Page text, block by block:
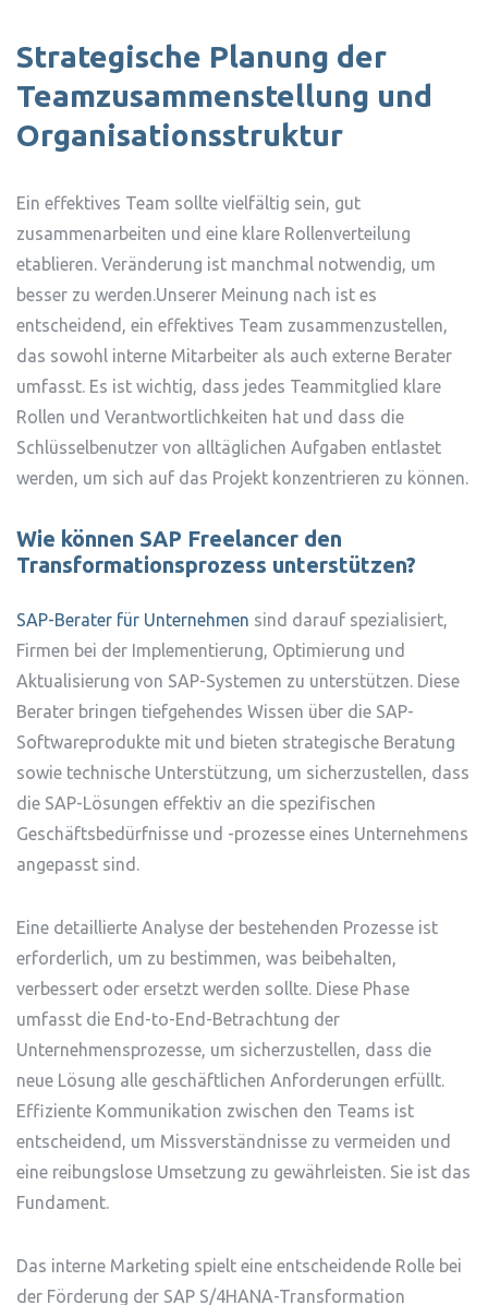
Strategische Planung der
Teamzusammenstellung und
Organisationsstruktur
Ein effektives Team sollte vielfältig sein, gut
zusammenarbeiten und eine klare Rollenverteilung
etablieren. Veränderung ist manchmal notwendig, um
besser zu werden.Unserer Meinung nach ist es
entscheidend, ein effektives Team zusammenzustellen,
das sowohl interne Mitarbeiter als auch externe Berater
umfasst. Es ist wichtig, dass jedes Teammitglied klare
Rollen und Verantwortlichkeiten hat und dass die
Schlüsselbenutzer von alltäglichen Aufgaben entlastet
werden, um sich auf das Projekt konzentrieren zu können.
Wie können SAP Freelancer den
Transformationsprozess unterstützen?
SAP-Berater für Unternehmen sind darauf spezialisiert,
Firmen bei der Implementierung, Optimierung und
Aktualisierung von SAP-Systemen zu unterstützen. Diese
Berater bringen tiefgehendes Wissen über die SAP-
Softwareprodukte mit und bieten strategische Beratung
sowie technische Unterstützung, um sicherzustellen, dass
die SAP-Lösungen effektiv an die spezifischen
Geschäftsbedürfnisse und -prozesse eines Unternehmens
angepasst sind.
Eine detaillierte Analyse der bestehenden Prozesse ist
erforderlich, um zu bestimmen, was beibehalten,
verbessert oder ersetzt werden sollte. Diese Phase
umfasst die End-to-End-Betrachtung der
Unternehmensprozesse, um sicherzustellen, dass die
neue Lösung alle geschäftlichen Anforderungen erfüllt.
Effiziente Kommunikation zwischen den Teams ist
entscheidend, um Missverständnisse zu vermeiden und
eine reibungslose Umsetzung zu gewährleisten. Sie ist das
Fundament.
Das interne Marketing spielt eine entscheidende Rolle bei
der Förderung der SAP S/4HANA-Transformation